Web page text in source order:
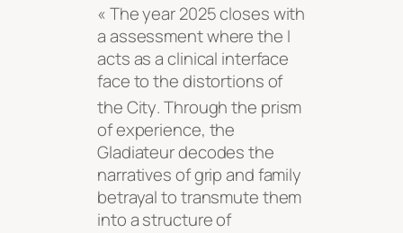
« The year 2025 closes with
a assessment where the I
acts as a clinical interface
face to the distortions of
the City. Through the prism
of experience, the
Gladiateur decodes the
narratives of grip and family
betrayal to transmute them
into a structure of